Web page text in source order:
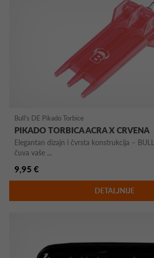
Bull's DE Pikado Torbice
PIKADO TORBICA ACRA X CRVENA
Elegantan dizajn i čvrsta konstrukcija –
čuva vaše ...
9,95 €
DETALJNIJE